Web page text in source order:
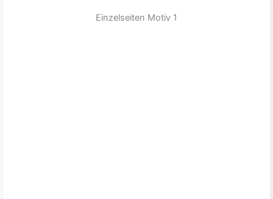
Einzelseiten Motiv 1